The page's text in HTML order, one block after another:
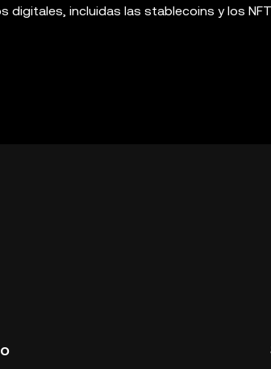
digitales, incluidas las stablecoins y los
y pueden llegar a perder todo su valor.